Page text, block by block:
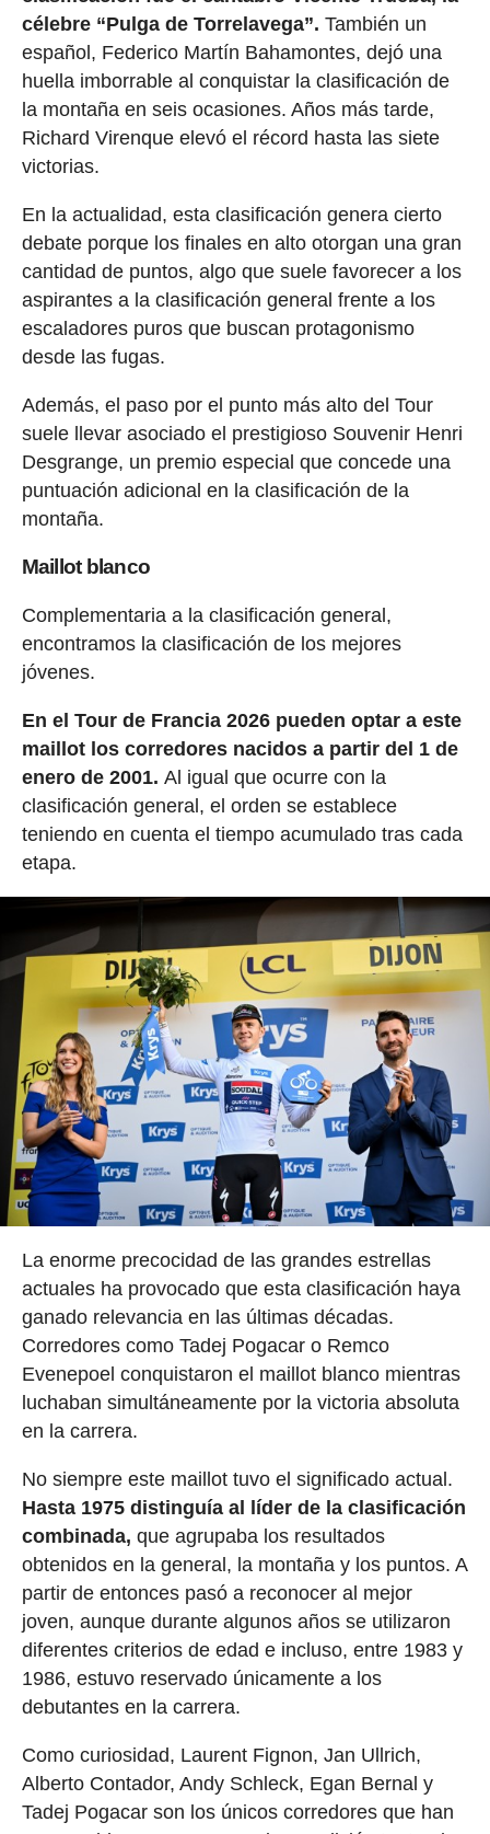
célebre “Pulga de Torrelavega”. También un
español, Federico Martín Bahamontes, dejó una
huella imborrable al conquistar la clasificación de
la montaña en seis ocasiones. Años más tarde,
Richard Virenque elevó el récord hasta las siete
victorias.
En la actualidad, esta clasificación genera cierto
debate porque los finales en alto otorgan una gran
cantidad de puntos, algo que suele favorecer a los
aspirantes a la clasificación general frente a los
escaladores puros que buscan protagonismo
desde las fugas.
Además, el paso por el punto más alto del Tour
suele llevar asociado el prestigioso Souvenir Henri
Desgrange, un premio especial que concede una
puntuación adicional en la clasificación de la
montaña.
Maillot blanco
Complementaria a la clasificación general,
encontramos la clasificación de los mejores
jóvenes.
En el Tour de Francia 2026 pueden optar a este
maillot los corredores nacidos a partir del 1 de
enero de 2001. Al igual que ocurre con la
clasificación general, el orden se establece
teniendo en cuenta el tiempo acumulado tras cada
etapa.
La enorme precocidad de las grandes estrellas
actuales ha provocado que esta clasificación haya
ganado relevancia en las últimas décadas.
Corredores como Tadej Pogacar o Remco
Evenepoel conquistaron el maillot blanco mientras
luchaban simultáneamente por la victoria absoluta
en la carrera.
No siempre este maillot tuvo el significado actual.
Hasta 1975 distinguía al líder de la clasificación
combinada, que agrupaba los resultados
obtenidos en la general, la montaña y los puntos. A
partir de entonces pasó a reconocer al mejor
joven, aunque durante algunos años se utilizaron
diferentes criterios de edad e incluso, entre 1983 y
1986, estuvo reservado únicamente a los
debutantes en la carrera.
Como curiosidad, Laurent Fignon, Jan Ullrich,
Alberto Contador, Andy Schleck, Egan Bernal y
Tadej Pogacar son los únicos corredores que han